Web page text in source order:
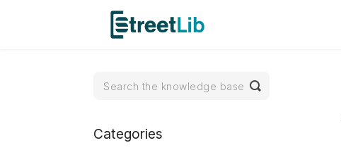
Toggle
Search
Categories